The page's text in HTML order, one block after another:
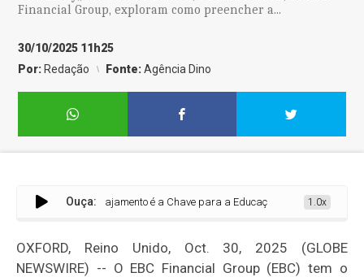
Financial Group, exploram como preencher a...
30/10/2025 11h25
Por: Redação Fonte:Agência Dino
Ouça:
Engajamento é a Chave para a Educação Financeira, pois 66%
1.0x
OXFORD, Reino Unido, Oct. 30, 2025 (GLOBE
NEWSWIRE) -- O EBC Financial Group (EBC) tem o